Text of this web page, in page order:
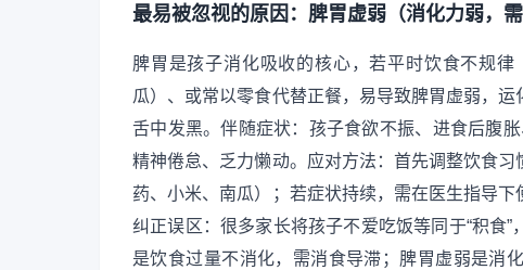
最易被忽视的原因：脾胃虚弱（消化力弱，需
脾胃是孩子消化吸收的核心，若平时饮食不规
瓜）、或常以零食代替正餐，易导致脾胃虚弱，
舌中发黑。伴随症状：孩子食欲不振、进食后腹
精神倦怠、乏力懒动。应对方法：首先调整饮食
药、小米、南瓜）；若症状持续，需在医生指导
纠正误区：很多家长将孩子不爱吃饭等同于“积
是饮食过量不消化，需消食导滞；脾胃虚弱是消